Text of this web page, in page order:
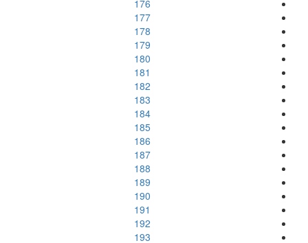
176
177
178
179
180
181
182
183
184
185
186
187
188
189
190
191
192
193